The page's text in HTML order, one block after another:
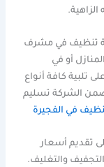
تنظيف في مشرف
أو في
كافة أنواع
الشركة تسليم
في الفجيرة
تقديم أسعار
والتغليف.